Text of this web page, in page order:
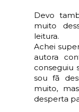
Devo
muito
leitura.
Achei
autora
conseguiu
sou fã
muito,
desperta